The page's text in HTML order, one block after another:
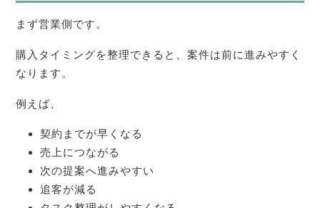
まず営業側です。
購入タイミングを整理できると、案件は前に進みやすく
なります。
例えば、
契約までが早くなる
売上につながる
次の提案へ進みやすい
追客が減る